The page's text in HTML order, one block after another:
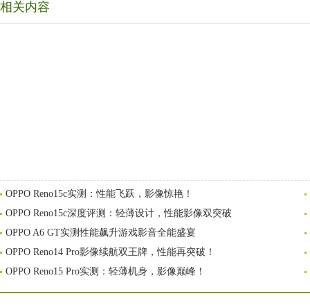
相关内容
OPPO Reno15c实测：性能飞跃，影像惊艳！
OPPO Reno15c深度评测：轻薄设计，性能影像双突破
OPPO A6 GT实测性能飙升游戏影音全能盛宴
OPPO Reno14 Pro影像续航双王牌，性能再突破！
OPPO Reno15 Pro实测：轻薄机身，影像巅峰！